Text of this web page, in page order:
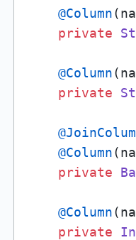
@Column
private
@Column
private
@Column
private
@Column
private